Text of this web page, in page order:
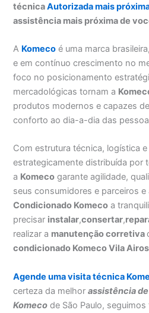
técnicaAutorizada mais
assistência mais próxima de
A Komeco é uma marca
e em contínuo crescimento no
foco no posicionamento
mercadológicas tornam a
produtos modernos e capazes
conforto ao dia-a-dia das
Com estrutura técnica, logística
estrategicamente distribuída por
a Komeco garante agilidade,
seus consumidores e parceiros
Condicionado Komeco a
precisar instalar,consertar,
realizar a manutenção corretiva
condicionado Komeco Vila
Agende uma visita técnica
certeza da melhorassistência
Komeco de São Paulo,